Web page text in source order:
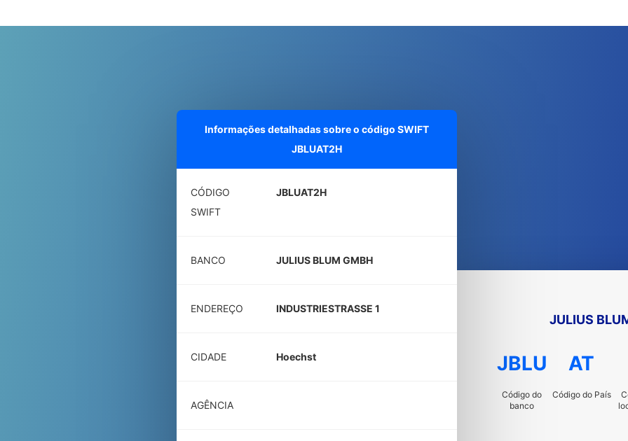
Informações detalhadas sobre o código SWIFT
JBLUAT2H
CÓDIGO
SWIFT
JBLUAT2H
BANCO JULIUS BLUM GMBH
ENDEREÇO INDUSTRIESTRASSE 1
CIDADE Hoechst
AGÊNCIA
JULIUS
JBLU
Código do
banco
AT
Código do País